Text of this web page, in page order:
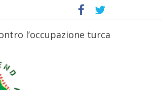
l’occupazione turca